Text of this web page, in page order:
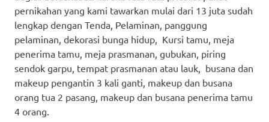
pernikahan yang kami tawarkan mulai dari 13 juta sudah
lengkap dengan Tenda, Pelaminan, panggung
pelaminan, dekorasi bunga hidup, Kursi tamu, meja
penerima tamu, meja prasmanan, gubukan, piring
sendok garpu, tempat prasmanan atau lauk, busana dan
makeup pengantin 3 kali ganti, makeup dan busana
orang tua 2 pasang, makeup dan busana penerima tamu
4 orang.